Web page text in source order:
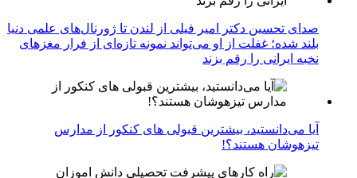
صدای تحسین دکتر امیر فیلی از لندن تا ژورنال‌های علمی دنیا
بلند شده؛ غفلت از او می‌تواند نمونه تازه‌ای از فرار مغزهای
نخبه ایرانی را رقم بزند
آیا می‌دانستید، بیشترین قبولی های کنکور از مدارس
تیزهوشان هستند؟!